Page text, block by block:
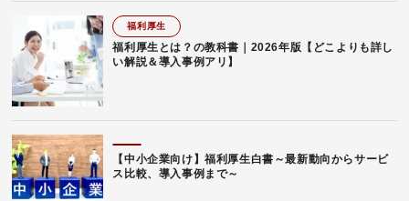
福利厚生
福利厚生とは？の教科書｜2026年版【どこよりも詳し
い解説＆導入事例アリ】
【中小企業向け】福利厚生白書～最新動向からサービ
ス比較、導入事例まで～